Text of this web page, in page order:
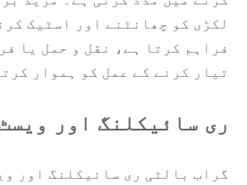
لکڑی کو چھانٹنے اور اسٹیک
فراہم کرتا ہے، نقل و حمل یا
تیار کرنے کے عمل کو ہموار
ری سائیکلنگ اور
گراب بالٹی ری سائیکلنگ اور